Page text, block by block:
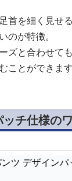
首を細く見せ
のが特徴。
ズと合わせて
ことができます
チ仕様の